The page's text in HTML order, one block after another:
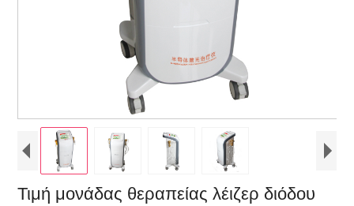
Τιμή μονάδας θεραπείας λέιζερ διόδου